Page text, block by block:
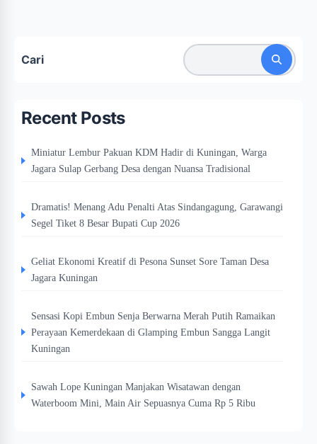
Cari
Recent Posts
Miniatur Lembur Pakuan KDM Hadir di Kuningan, Warga
Jagara Sulap Gerbang Desa dengan Nuansa Tradisional
Dramatis! Menang Adu Penalti Atas Sindangagung, Garawangi
Segel Tiket 8 Besar Bupati Cup 2026
Geliat Ekonomi Kreatif di Pesona Sunset Sore Taman Desa
Jagara Kuningan
Sensasi Kopi Embun Senja Berwarna Merah Putih Ramaikan
Perayaan Kemerdekaan di Glamping Embun Sangga Langit
Kuningan
Sawah Lope Kuningan Manjakan Wisatawan dengan
Waterboom Mini, Main Air Sepuasnya Cuma Rp 5 Ribu